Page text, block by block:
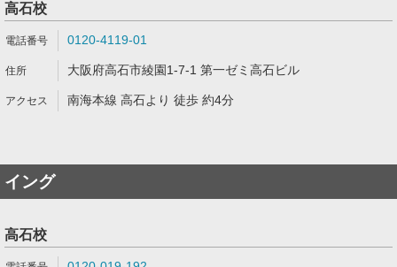
高石校
0120-4119-01
大阪府高石市綾園1-7-1 第一ゼミ高石ビル
南海本線 高石より 徒歩 約4分
イング
高石校